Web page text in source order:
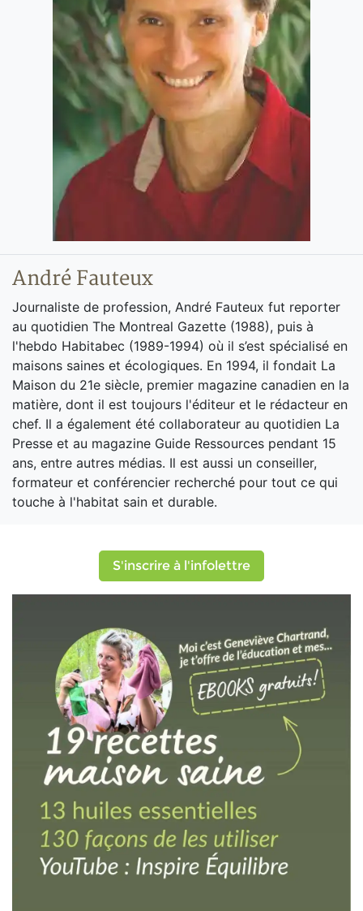
André Fauteux
Journaliste de profession, André Fauteux fut reporter
au quotidien The Montreal Gazette (1988), puis à
l'hebdo Habitabec (1989-1994) où il s’est spécialisé en
maisons saines et écologiques. En 1994, il fondait La
Maison du 21e siècle, premier magazine canadien en la
matière, dont il est toujours l'éditeur et le rédacteur en
chef. Il a également été collaborateur au quotidien La
Presse et au magazine Guide Ressources pendant 15
ans, entre autres médias. Il est aussi un conseiller,
formateur et conférencier recherché pour tout ce qui
touche à l'habitat sain et durable.
S'inscrire à l'infolettre